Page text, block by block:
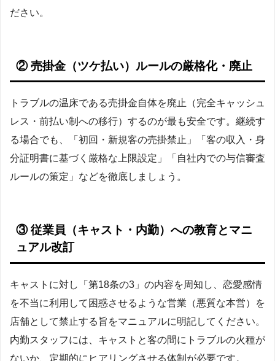
ださい。
② 売掛金（ツケ払い）ルールの厳格化・廃止
トラブルの温床である売掛金自体を廃止（完全キャッシュ
レス・前払い制への移行）するのが最も安全です。継続す
る場合でも、「初回・新規客の売掛禁止」「客の収入・身
分証明書に基づく厳格な上限設定」「自社内での与信審査
ルールの策定」などを徹底しましょう。
③ 従業員（キャスト・内勤）への教育とマニ
ュアル改訂
キャストに対し「第18条の3」の内容を周知し、恋愛感情
を不当に利用して困惑させるような営業（悪質な本営）を
店舗として禁止する旨をマニュアルに明記してください。
内勤スタッフには、キャストと客の間にトラブルの火種が
ないか、定期的にヒアリングさせる体制が必要です。